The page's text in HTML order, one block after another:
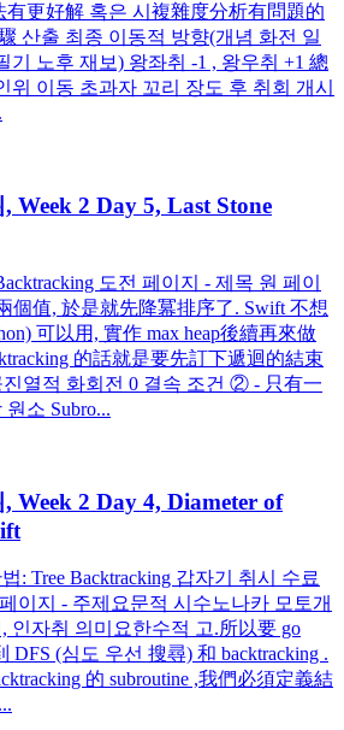
更好解 혹은 시複雜度分析有問題的
산출 최종 이동적 방향(개념 화전 일
기 노후 재보) 왕좌취 -1 , 왕우취 +1 總
위 이동 초과자 꼬리 장도 후 취회 개시
Week 2 Day 5, Last Stone
도전 페이지 - 제목 원 페이
個值, 於是就先降冪排序了. Swift 不想
可以用, 實作 max heap後續再來做
的話就是要先訂下遞迴的結束
열적 화회전 0 결속 조건 ② - 只有一
소 Subro...
Week 2 Day 4, Diameter of
: Tree Backtracking 갑자기 취시 수료
이지 - 주제요문적 시수노나카 모토개
인자취 의미요한수적 고.所以要 go
DFS (심도 우선 搜尋) 和 backtracking .
的 subroutine ,我們必須定義結